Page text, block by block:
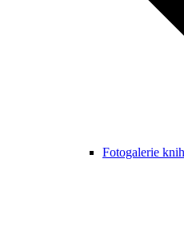
Fotogalerie